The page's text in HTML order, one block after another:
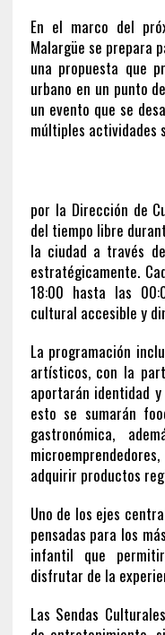
En el marco del
Malargüe se prepara
una propuesta que
urbano en un punto
un evento que se
múltiples actividades
por la Dirección de
del tiempo libre
la ciudad a través
estratégicamente.
18:00 hasta las
cultural accesible y
La programación
artísticos, con la
aportarán identidad
esto se sumarán
gastronómica,
adquirir productos
Uno de los ejes
pensadas para los
infantil que
disfrutar de la
Las Sendas